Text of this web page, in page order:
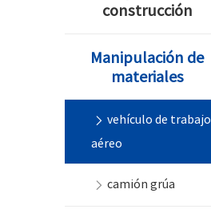
construcción
Manipulación de
materiales
vehículo de trabajo
aéreo
camión grúa